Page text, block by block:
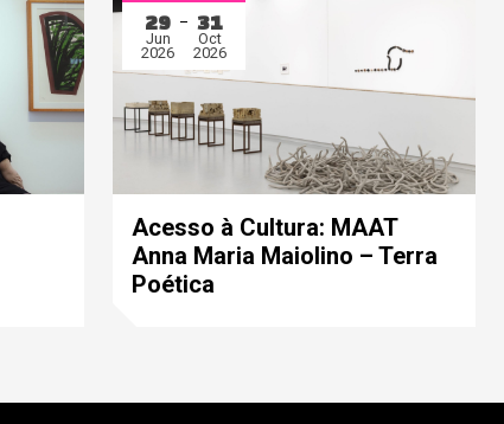
29
Jun
2026
31
Oct
2026
Acesso à Cultura: MAAT
Anna Maria Maiolino – Terra
Poética